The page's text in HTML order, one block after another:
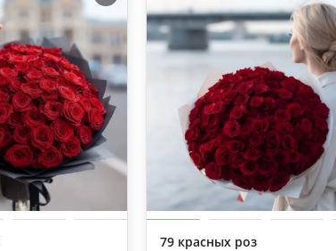
79 красных роз